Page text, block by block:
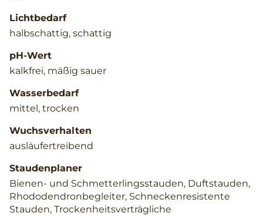
Lichtbedarf
halbschattig, schattig
pH-Wert
kalkfrei, mäßig sauer
Wasserbedarf
mittel, trocken
Wuchsverhalten
ausläufertreibend
Staudenplaner
Bienen- und Schmetterlingsstauden, Duftstauden,
Rhododendronbegleiter, Schneckenresistente
Stauden, Trockenheitsverträgliche